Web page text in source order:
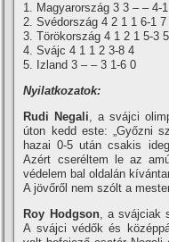
1. Magyarország 3 3 – – 4-
2. Svédország 4 2 1 1 6-1 7
3. Törökország 4 1 2 1 5-3 5
4. Svájc 4 1 1 2 3-8 4
5. Izland 3 – – 3 1-6 0
Nyilatkozatok:
Rudi Negali, a svájci
úton kedd este: „Győzni
hazai 0-5 után csakis
Azért cseréltem le az
védelem bal oldalán
A jövőről nem szólt a
Roy Hodgson, a svájciak
A svájci védők és